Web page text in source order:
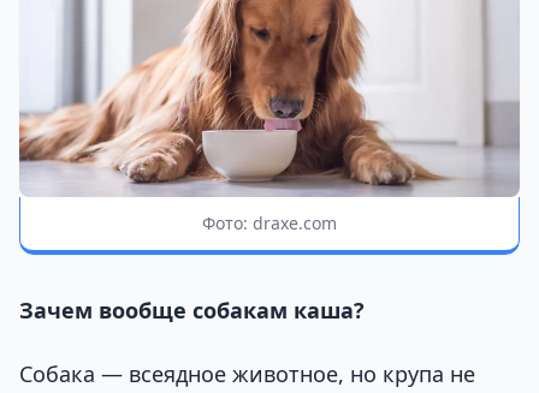
Фото: draxe.com
Зачем вообще собакам каша?
Собака — всеядное животное, но крупа не